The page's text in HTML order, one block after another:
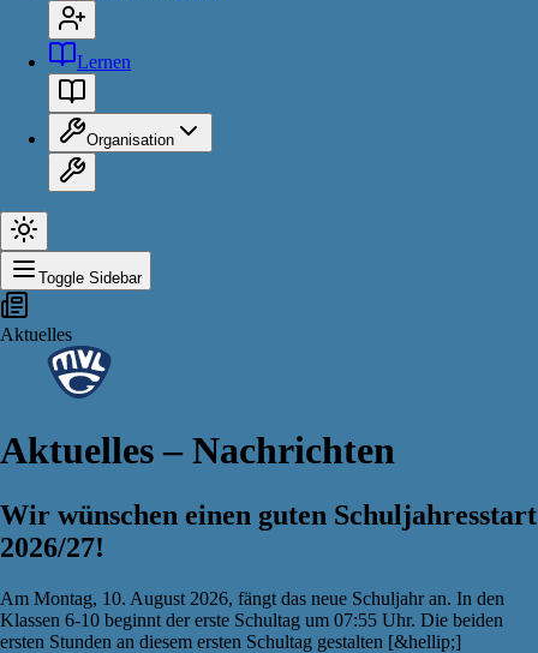
Lernen
Organisation
Toggle Sidebar
Aktuelles
Aktuelles – Nachrichten
Wir wünschen einen guten Schuljahresstart
2026/27!
Am Montag, 10. August 2026, fängt das neue Schuljahr an. In den
Klassen 6-10 beginnt der erste Schultag um 07:55 Uhr. Die beiden
ersten Stunden an diesem ersten Schultag gestalten [&hellip;]